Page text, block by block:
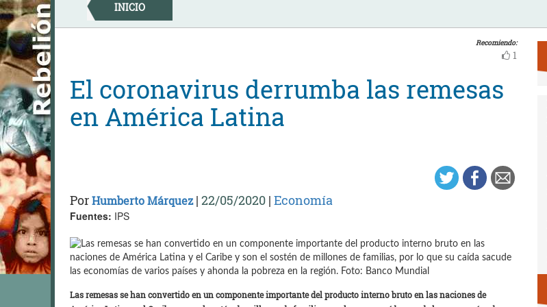
Skip
to
content
INICIO
Recomiendo:
1
El coronavirus derrumba las remesas
en América Latina
PorHumberto Márquez| 22/05/2020 | Economía
Fuentes: IPS
Las remesas se han convertido en un componente importante del producto interno bruto en las naciones de